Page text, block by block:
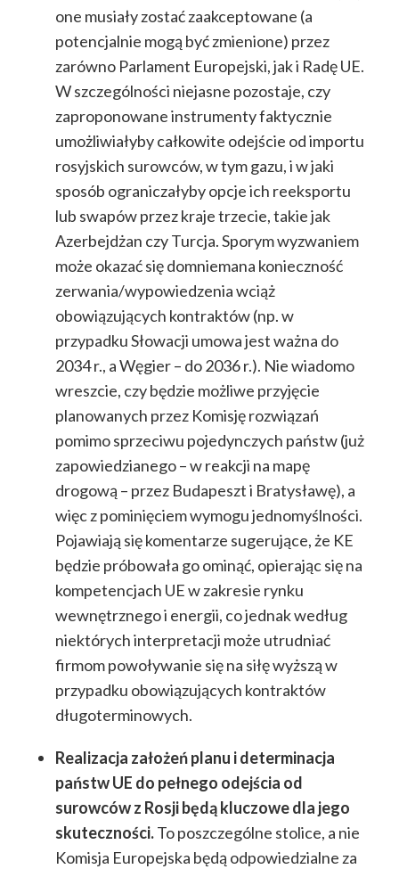
one musiały zostać zaakceptowane (a
potencjalnie mogą być zmienione) przez
zarówno Parlament Europejski, jak i Radę UE.
W szczególności niejasne pozostaje, czy
zaproponowane instrumenty faktycznie
umożliwiałyby całkowite odejście od importu
rosyjskich surowców, w tym gazu, i w jaki
sposób ograniczałyby opcje ich reeksportu
lub swapów przez kraje trzecie, takie jak
Azerbejdżan czy Turcja. Sporym wyzwaniem
może okazać się domniemana konieczność
zerwania/wypowiedzenia wciąż
obowiązujących kontraktów (np. w
przypadku Słowacji umowa jest ważna do
2034 r., a Węgier – do 2036 r.). Nie wiadomo
wreszcie, czy będzie możliwe przyjęcie
planowanych przez Komisję rozwiązań
pomimo sprzeciwu pojedynczych państw (już
zapowiedzianego – w reakcji na mapę
drogową – przez Budapeszt i Bratysławę), a
więc z pominięciem wymogu jednomyślności.
Pojawiają się komentarze sugerujące, że KE
będzie próbowała go ominąć, opierając się na
kompetencjach UE w zakresie rynku
wewnętrznego i energii, co jednak według
niektórych interpretacji może utrudniać
firmom powoływanie się na siłę wyższą w
przypadku obowiązujących kontraktów
długoterminowych.
Realizacja założeń planu i determinacja
państw UE do pełnego odejścia od
surowców z Rosji będą kluczowe dla jego
skuteczności.To poszczególne stolice, a nie
Komisja Europejska będą odpowiedzialne za